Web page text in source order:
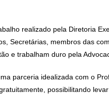
realizado pela Diretoria
Secretárias, membros das
e trabalham duro pela
parceria idealizada com o
possibilitando